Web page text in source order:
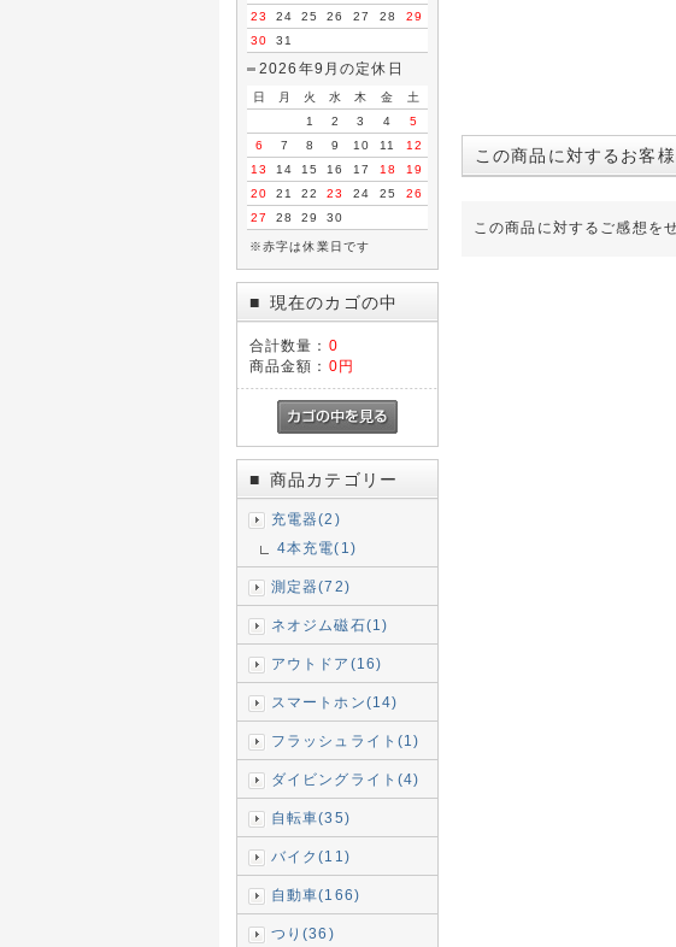
23
24 25 26 27 28
29
30
31
2026年9月の定休日
日 月 火 水 木 金
土
1
2 3 4
5
6
7 8 9 10 11
12
13
14 15 16 17 18
19
20
21 22 23 24 25
26
27
28 29 30
※赤字は休業日です
■ 現在のカゴの中
合計数量： 0
商品金額： 0円
■ 商品カテゴリー
充電器(2)
4本充電(1)
測定器(72)
ネオジム磁石(1)
アウトドア(16)
スマートホン(14)
フラッシュライト(1)
ダイビングライト(4)
自転車(35)
バイク(11)
自動車(166)
つり(36)
この商品に対するお客
この商品に対するご感想を